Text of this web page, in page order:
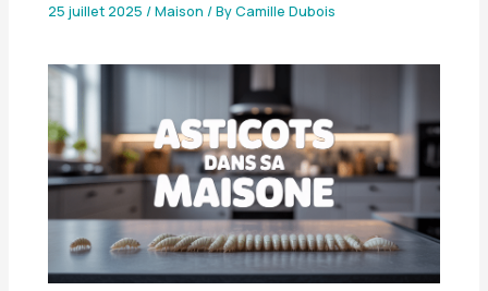
25 juillet 2025/Maison / ByCamille Dubois